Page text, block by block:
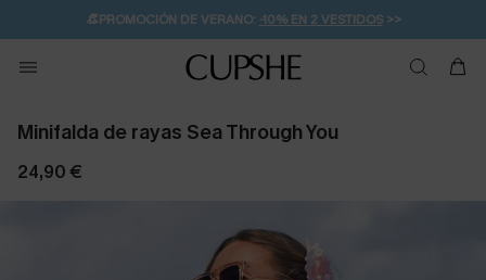
👒PROMOCIÓN DE VERANO: -10% EN 2 VESTIDOS>>
💌¡SUSCRIBIRSE & GANAR -10% EXTRA!
🚚ENVÍO GRATUITO A PARTIR DE 49 € >>
Minifalda de rayas Sea Through You
24,90 €